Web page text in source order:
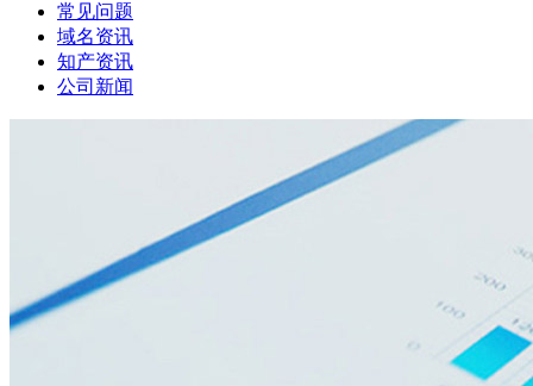
常见问题
域名资讯
知产资讯
公司新闻